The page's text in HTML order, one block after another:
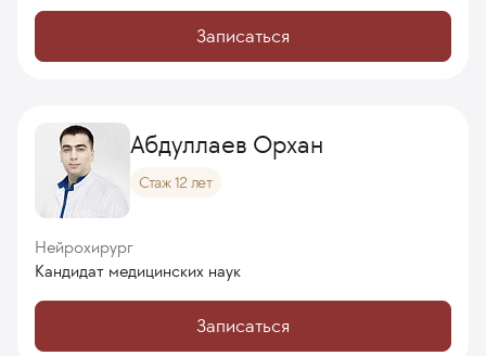
Записаться
Абдуллаев Орхан
Стаж 12 лет
Нейрохирург
Кандидат медицинских наук
Записаться